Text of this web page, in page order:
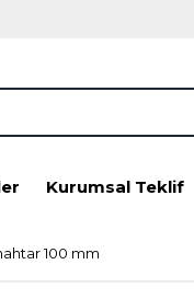
Kurumsal Teklif
100 mm